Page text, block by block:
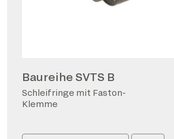
Baureihe SVTS B
Schleifringe mit Faston-
Klemme